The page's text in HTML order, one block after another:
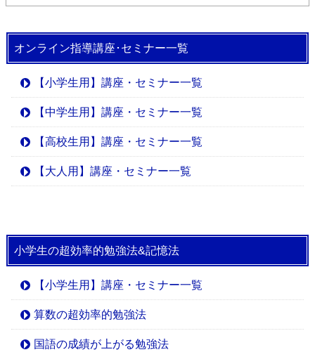
オンライン指導講座･セミナー一覧
【小学生用】講座・セミナー一覧
【中学生用】講座・セミナー一覧
【高校生用】講座・セミナー一覧
【大人用】講座・セミナー一覧
小学生の超効率的勉強法&記憶法
【小学生用】講座・セミナー一覧
算数の超効率的勉強法
国語の成績が上がる勉強法